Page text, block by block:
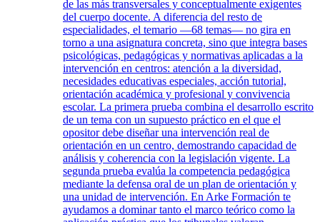
de las más transversales y conceptualmente exigentes
del cuerpo docente. A diferencia del resto de
especialidades, el temario —68 temas— no gira en
torno a una asignatura concreta, sino que integra bases
psicológicas, pedagógicas y normativas aplicadas a la
intervención en centros: atención a la diversidad,
necesidades educativas especiales, acción tutorial,
orientación académica y profesional y convivencia
escolar. La primera prueba combina el desarrollo escrito
de un tema con un supuesto práctico en el que el
opositor debe diseñar una intervención real de
orientación en un centro, demostrando capacidad de
análisis y coherencia con la legislación vigente. La
segunda prueba evalúa la competencia pedagógica
mediante la defensa oral de un plan de orientación y
una unidad de intervención. En Arke Formación te
ayudamos a dominar tanto el marco teórico como la